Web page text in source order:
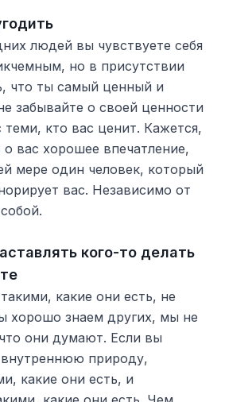
людей вы чувствуете себя
но в присутствии
что ты самый ценный и
забывайте о своей ценности
теми, кто вас ценит. Кажется,
вас хорошее впечатление,
мере один человек, который
вас. Независимо от
кого-то делать
какие они есть, не
хорошо знаем других, мы не
они думают. Если вы
внутреннюю природу,
какие они есть, и